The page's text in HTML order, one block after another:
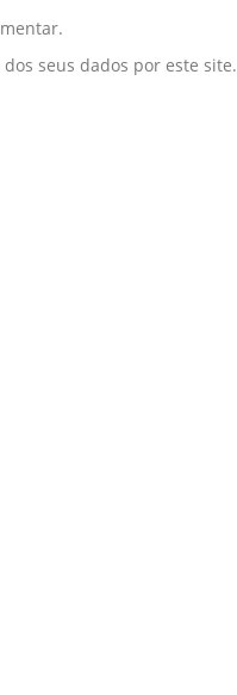
seus dados por este site.